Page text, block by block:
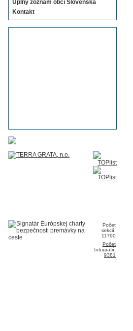
Úplný zoznam obcí Slovenska
Kontakt
Počet
sekcií:
11790
Počet
fotografií:
9381